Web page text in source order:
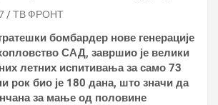
ТВ ФРОНТ
бомбардер нове генерације
САД, завршио је велики
летних испитивања за само 73
рок био је 180 дана, што значи да
за мање од половине